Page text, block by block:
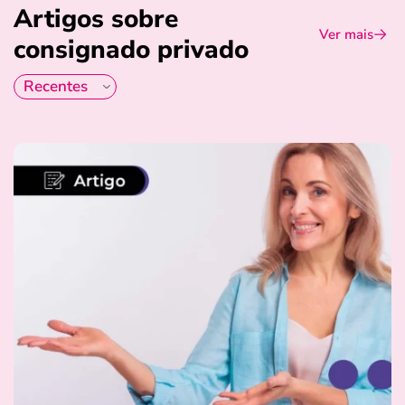
Artigos sobre
consignado privado
Ver mais